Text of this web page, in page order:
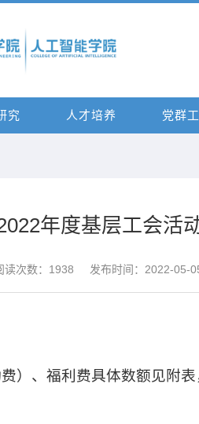
究 人才培养 党群
年度基层工会活
读次数： 1938 发布时间：2022-05-
）、福利费具体数额见附